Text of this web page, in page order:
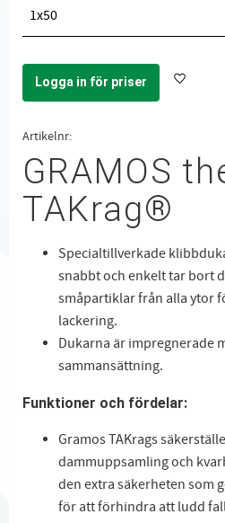
1x50
Logga in för priser Lägg till
Artikelnr
GRAMOS
TAKrag®
Specialtillverkade
snabbt och enkelt tar bort
småpartiklar från alla ytor
lackering.
Dukarna är impregnerade
sammansättning.
Funktioner och fördelar:
Gramos TAKrags
dammuppsamling och
den extra säkerheten som
för att förhindra att ludd